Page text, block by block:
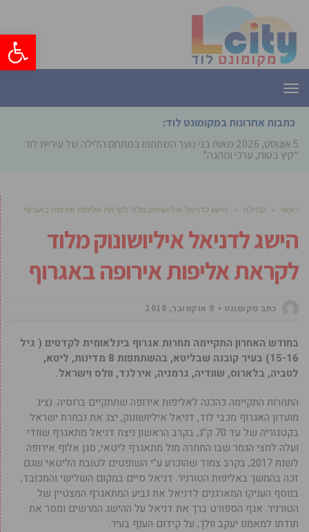
פתח
תפריט
כתבות אחרונות במקומונט לוד:
5 אוגוסט, 2026
מאות בני נוער השתתפו במתחם הלילה של עיריית לוד:
“קיץ בטוח, ערכי ומהנה”
ראשי » קהילה » הישג לדניאל איליושונוק מלוד לקראת אליפות אירופה באגרוף
הישג לדניאל איליושונוק מלוד
לקראת אליפות אירופה באגרוף
כתב מקומונט 9 אוקטובר, 2018
בחודש האחרון התקיימה תחרות אגרוף בינלאומית לקדטים ( גיל
15-16) בעיר קובנה שבליטא, בהשתתפות 8 מדינות, ליטא,
לטביה, בלארוס, שוודיה, גרמניה, אירלנד, וולס וישראל.
התחרות התקיימה כהכנה לאליפות אירופה שתתקיים ברוסיה. נציג
מועדון האגרוף מכבי לוד, דניאל איליושונוק, יצג את נבחרת ישראל
בקטגוריה של עד 70 ק”ג, בקרב הראשון ניצח דניאל מתאגרף שוודי
ועלה לחצי הגמר שבו התחרה מול מתאגרף ליטאי, סגן אלוף אירופה
לשנת 2017, בקרב צמוד שהוכרע ע”י השופטים לטובת הליטאי שגם
זכה בהמשך באליפות הטורניר. דניאל סיים במקום השלישי והמכובד,
בנוסף העניקו המארגנים לדניאל את גביע המתאגרף המצטיין של
הטורניר. אגף הספורט ברך את דניאל על ההישג המרשים ומסר את
תודתו למאמנו יעקב וולך, על קידום הענף בעיר.